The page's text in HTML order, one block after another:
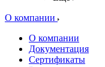
О компании
О компании
Документация
Сертификаты